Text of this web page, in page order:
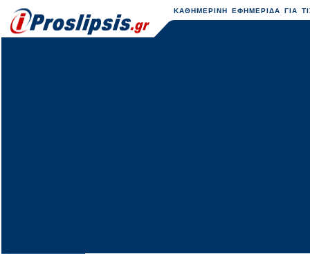
ΚΑΘΗΜΕΡΙΝΗ ΕΦΗΜΕΡΙΔΑ ΓΙΑ